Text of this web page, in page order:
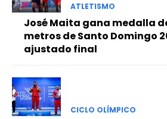
ATLETISMO
José Maita gana medalla
metros de Santo Domingo
ajustado final
CICLO OLÍMPICO